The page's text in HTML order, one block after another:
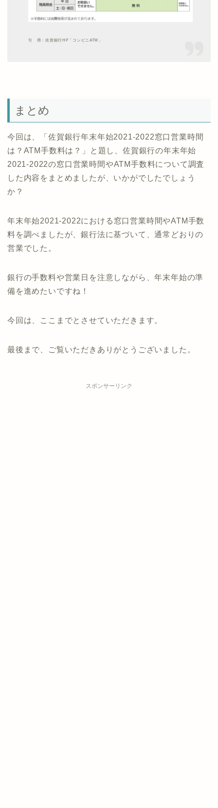
引 用：佐賀銀行HP「コンビニATM」
まとめ
今回は、「佐賀銀行年末年始2021-2022窓口営業時間
は？ATM手数料は？」と題し、佐賀銀行の年末年始
2021-2022の窓口営業時間やATM手数料について調査
した内容をまとめましたが、いかがでしたでしょう
か？
年末年始2021-2022における窓口営業時間やATM手数
料を調べましたが、銀行法に基づいて、通常どおりの
営業でした。
銀行の手数料や営業日を注意しながら、年末年始の準
備を進めたいですね！
今回は、ここまでとさせていただきます。
最後まで、ご覧いただきありがとうございました。
スポンサーリンク